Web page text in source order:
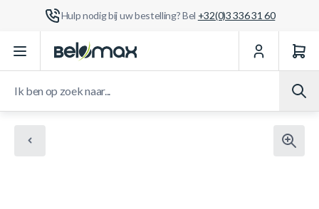
Hulp nodig bij uw bestelling? Bel +32(0)3 336 31 60
Ga naar de inhoud